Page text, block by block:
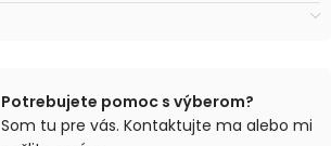
Potrebujete pomoc s výberom?
Som tu pre vás. Kontaktujte ma alebo mi